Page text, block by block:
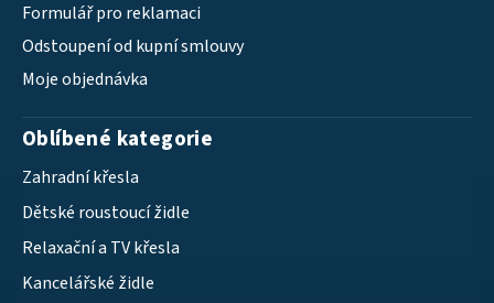
Formulář pro reklamaci
Odstoupení od kupní smlouvy
Moje objednávka
Oblíbené kategorie
Zahradní křesla
Dětské roustoucí židle
Relaxační a TV křesla
Kancelářské židle